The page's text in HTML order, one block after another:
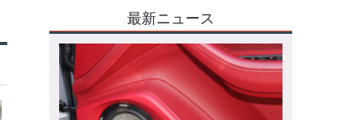
最新ニュース